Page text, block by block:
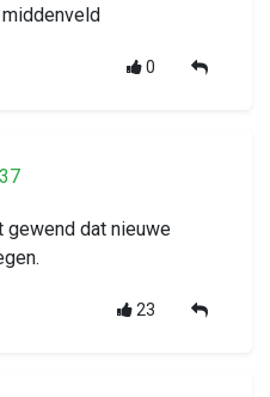
0
gewend dat nieuwe
23